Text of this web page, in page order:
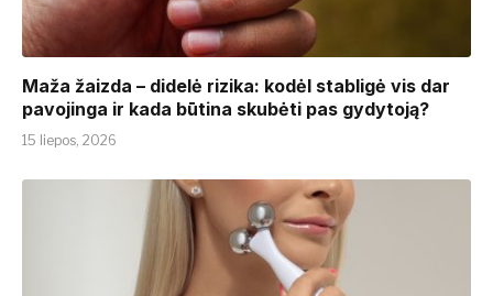
​​Maža žaizda – didelė rizika: kodėl stabligė vis dar
pavojinga ir kada būtina skubėti pas gydytoją?
15 liepos, 2026